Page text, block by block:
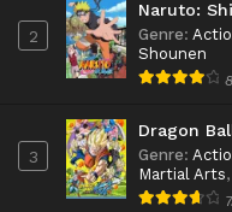
2
Naruto:
Genre:
Shounen
3
Dragon
Genre:
Martial Arts,